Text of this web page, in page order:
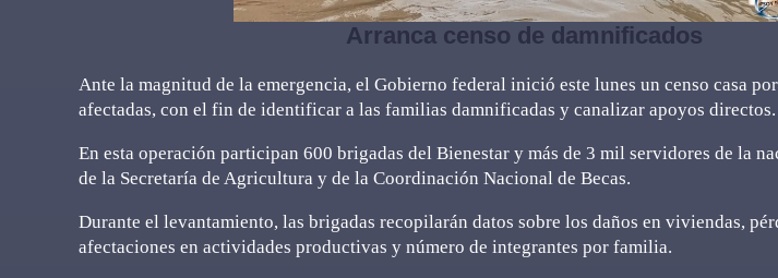
Arranca censo de damnificados
Ante la magnitud de la emergencia, el Gobierno federal inició este lunes un censo casa por
afectadas, con el fin de identificar a las familias damnificadas y canalizar apoyos directos.
En esta operación participan 600 brigadas del Bienestar y más de 3 mil servidores de la
de la Secretaría de Agricultura y de la Coordinación Nacional de Becas.
Durante el levantamiento, las brigadas recopilarán datos sobre los daños en viviendas,
afectaciones en actividades productivas y número de integrantes por familia.